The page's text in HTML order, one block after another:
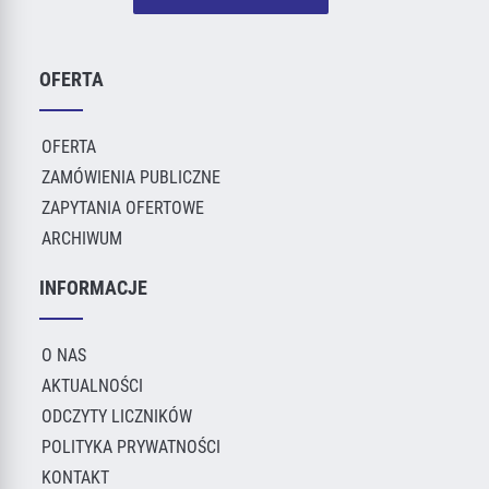
OFERTA
OFERTA
ZAMÓWIENIA PUBLICZNE
ZAPYTANIA OFERTOWE
ARCHIWUM
INFORMACJE
O NAS
AKTUALNOŚCI
ODCZYTY LICZNIKÓW
POLITYKA PRYWATNOŚCI
KONTAKT